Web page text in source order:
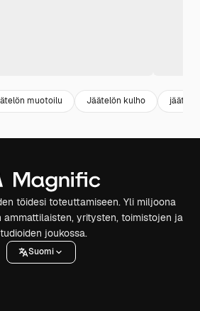
muotoilu Jäätelön kulho
töidesi toteuttamiseen. Yli miljoona
yritysten, toimistojen ja
joukossa.
Suomi